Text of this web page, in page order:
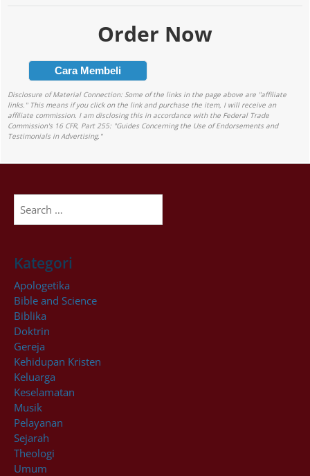
Order Now
Cara Membeli
Disclosure of Material Connection: Some of the links in the page above are "affiliate
links." This means if you click on the link and purchase the item, I will receive an
affiliate commission. I am disclosing this in accordance with the Federal Trade
Commission's 16 CFR, Part 255: "Guides Concerning the Use of Endorsements and
Testimonials in Advertising."
for:
Kategori
Apologetika
Bible and Science
Biblika
Doktrin
Gereja
Kehidupan Kristen
Keluarga
Keselamatan
Musik
Pelayanan
Sejarah
Theologi
Umum